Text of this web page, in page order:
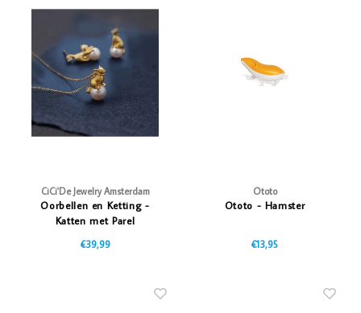
CiCi'De Jewelry Amsterdam
Oorbellen en Ketting -
Katten met Parel
€39,99
Ototo
Ototo - Hamster
€13,95